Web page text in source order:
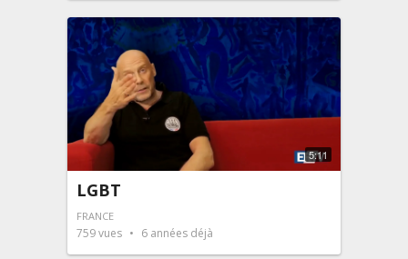
5:11
LGBT
FRANCE
759vues 6 années déjà